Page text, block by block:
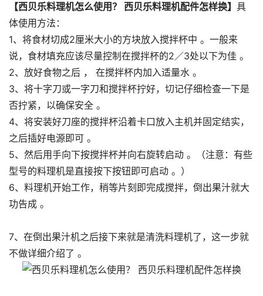
【西贝乐料理机怎么使用？ 西贝乐料理机配件怎样换】 具
体使用方法：
1、将食材切成2厘米大小的方块放入搅拌杯中 。一般来
说，食材填充应该尽量控制在搅拌杯的2／3处以下为佳 。
2、放好食物之后 ， 在搅拌杯内加入适量水 。
3、将十字刀或一字刀和搅拌杯拧好，切记仔细检查一下是
否拧紧，以确保安全 。
4、将安装好刀座的搅拌杯沿着卡口放入主机并固定结实，
之后插好电源即可 。
5、然后用手向下按搅拌杯并向右旋转启动 。（注意：有些
型号的料理机是直接按下按钮即可启动 。）
6、料理机开始工作，稍等片刻即完成搅拌，倒出果汁就大
功告成 。
7、在倒出果汁机之后接下来就是清洗料理机了，这一步就
不做详细介绍了 。